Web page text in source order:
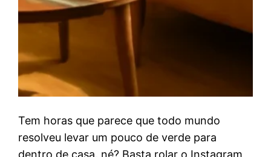
Tem horas que parece que todo mundo
resolveu levar um pouco de verde para
dentro de casa, né? Basta rolar o Instagram